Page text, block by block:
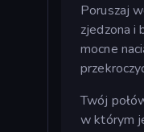
Poruszaj
zjedzona i
mocne
Twój
w którym